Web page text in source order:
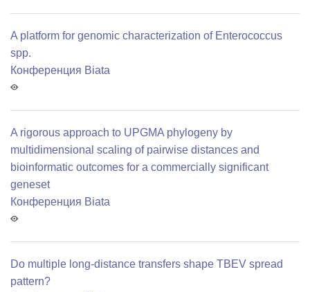
A platform for genomic characterization of Enterococcus
spp.
Конференция Biata
A rigorous approach to UPGMA phylogeny by
multidimensional scaling of pairwise distances and
bioinformatic outcomes for a commercially significant
geneset
Конференция Biata
Do multiple long-distance transfers shape TBEV spread
pattern?